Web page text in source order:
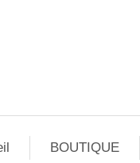
BOUTIQUE